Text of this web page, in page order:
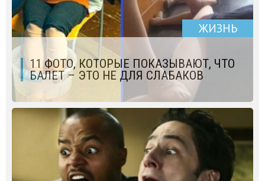
ЖИЗНЬ
11 ФОТО, КОТОРЫЕ ПОКАЗЫВАЮТ, ЧТО
БАЛЕТ – ЭТО НЕ ДЛЯ СЛАБАКОВ